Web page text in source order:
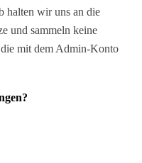
halten wir uns an die
und sammeln keine
mit dem Admin-Konto